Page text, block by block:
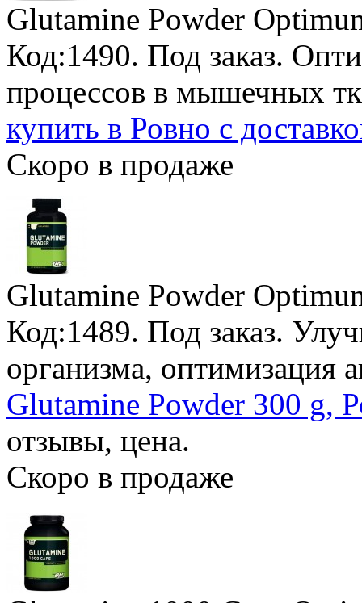
Glutamine Powder
Код:1490. Под заказ.
процессов в мышечных
купить в Ровно с
Скоро в продаже
Glutamine Powder
Код:1489. Под заказ.
организма, оптимизация
Glutamine Powder 300 g,
отзывы, цена.
Скоро в продаже